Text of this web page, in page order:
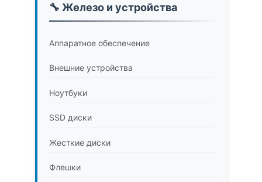
🔧 Железо и устройства
Аппаратное обеспечение
Внешние устройства
Ноутбуки
SSD диски
Жесткие диски
Флешки